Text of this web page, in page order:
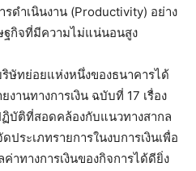
ดำเนินงาน (Productivity) อย่าง
ฐกิจที่มีความไม่แน่นอนสูง
ษัทย่อยแห่งหนึ่งของธนาคารได้
านทางการเงิน ฉบับที่ 17 เรื่อง
บัติที่สอดคล้องกับแนวทางสากล
ระเภทรายการในงบการเงินเพื่อ
าทางการเงินของกิจการได้ดียิ่ง